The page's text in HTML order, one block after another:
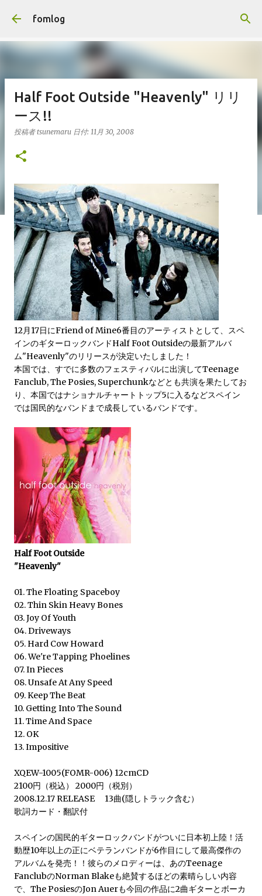
スキップしてメイン コンテンツに移動
fomlog
Half Foot Outside "Heavenly" リリ
ース!!
投稿者tsunemaru 日付: 11月 30, 2008
12月17日にFriend of Mine6番目のアーティストとして、スペ
インのギターロックバンドHalf Foot Outsideの最新アルバ
ム"Heavenly"のリリースが決定いたしました！
本国では、すでに多数のフェスティバルに出演してTeenage
Fanclub, The Posies, Superchunkなどとも共演を果たしてお
り、本国ではナショナルチャートトップ5に入るなどスペイン
では国民的なバンドまで成長しているバンドです。
Half Foot Outside
"Heavenly"
01. The Floating Spaceboy
02. Thin Skin Heavy Bones
03. Joy Of Youth
04. Driveways
05. Hard Cow Howard
06. We're Tapping Phoelines
07. In Pieces
08. Unsafe At Any Speed
09. Keep The Beat
10. Getting Into The Sound
11. Time And Space
12. OK
13. Impositive
XQEW-1005(FOMR-006) 12cmCD
2100円（税込） 2000円（税別）
2008.12.17 RELEASE 13曲(隠しトラック含む）
歌詞カード・翻訳付
スペインの国民的ギターロックバンドがついに日本初上陸！活
動歴10年以上の正にベテランバンドが6作目にして最高傑作の
アルバムを発売！！彼らのメロディーは、あのTeenage
FanclubのNorman Blakeも絶賛するほどの素晴らしい内容
で、The PosiesのJon Auerも今回の作品に2曲ギターとボーカ